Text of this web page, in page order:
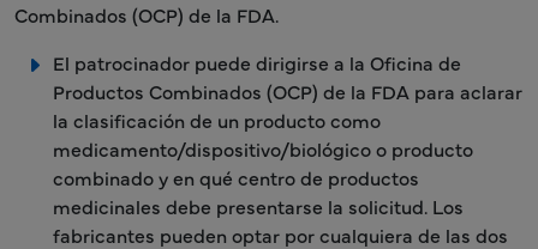
Combinados (OCP) de la FDA.
El patrocinador puede dirigirse a la Oficina de
Productos Combinados (OCP) de la FDA para aclarar
la clasificación de un producto como
medicamento/dispositivo/biológico o producto
combinado y en qué centro de productos
medicinales debe presentarse la solicitud. Los
fabricantes pueden optar por cualquiera de las dos